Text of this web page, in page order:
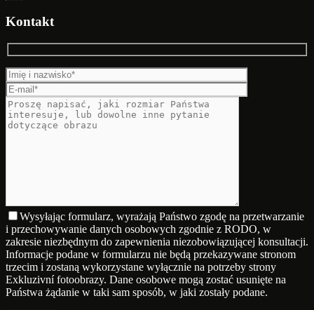
Kontakt
Wysyłając formularz, wyrażają Państwo zgodę na przetwarzanie
i przechowywanie danych osobowych zgodnie z RODO, w
zakresie niezbędnym do zapewnienia niezobowiązującej konsultacji.
Informacje podane w formularzu nie będą przekazywane stronom
trzecim i zostaną wykorzystane wyłącznie na potrzeby strony
Exkluzivní fotoobrazy. Dane osobowe mogą zostać usunięte na
Państwa żądanie w taki sam sposób, w jaki zostały podane.